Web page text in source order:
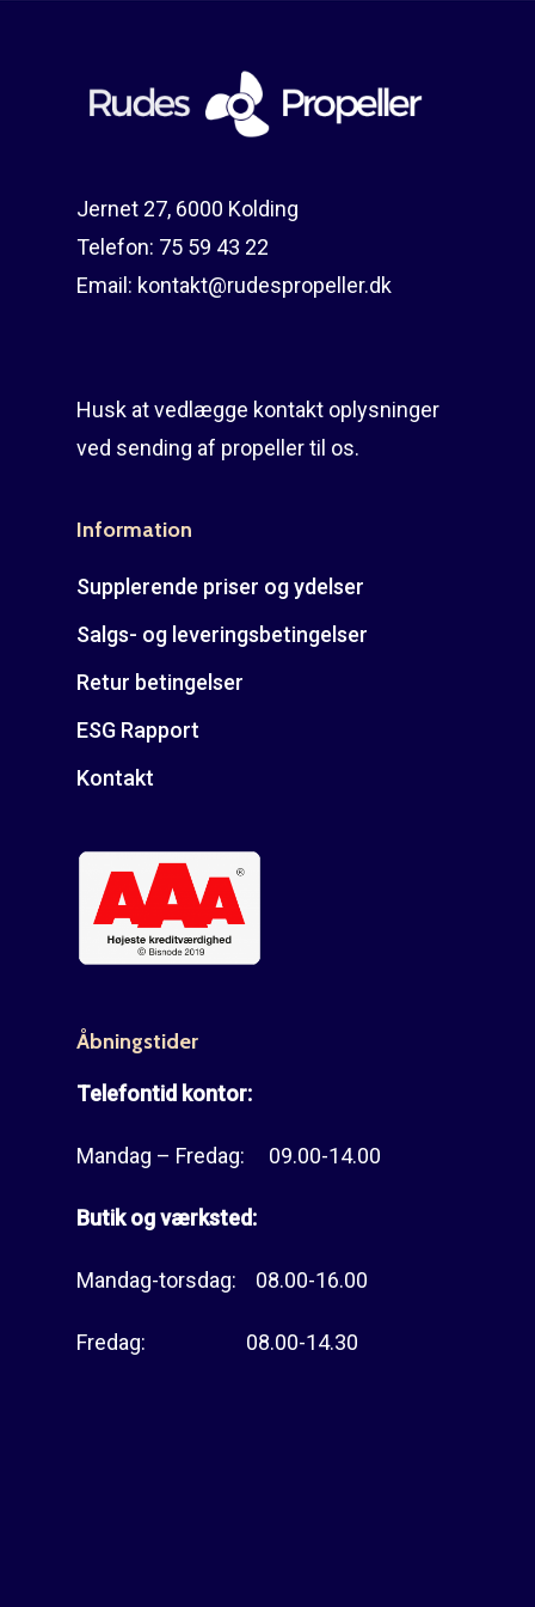
Jernet 27, 6000 Kolding
Telefon: 75 59 43 22
Email: kontakt@rudespropeller.dk
Husk at vedlægge kontakt oplysninger
ved sending af propeller til os.
Information
Supplerende priser og ydelser
Salgs- og leveringsbetingelser
Retur betingelser
ESG Rapport
Kontakt
Åbningstider
Telefontid kontor:
Mandag – Fredag: 09.00-14.00
Butik og værksted:
Mandag-torsdag: 08.00-16.00
Fredag: 08.00-14.30